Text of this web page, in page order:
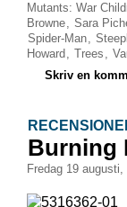
Mutants: War
Browne, Sara
Spider-Man,
Howard , Trees ,
Skriv en
Burning
fredag 19